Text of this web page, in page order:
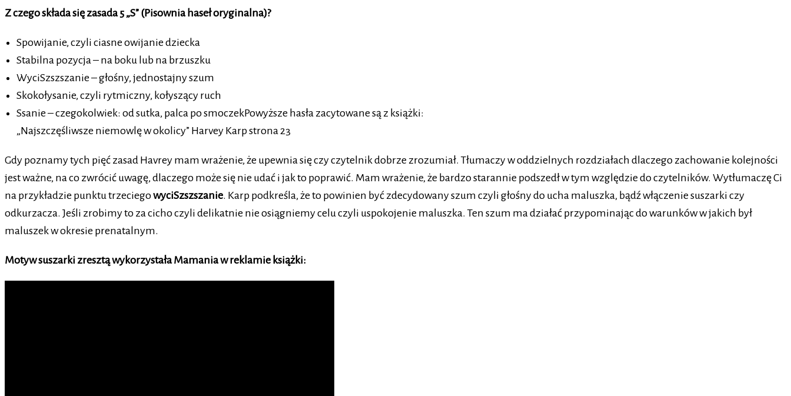
Z czego składa się zasada 5 „S” (Pisownia haseł oryginalna)?
Spowijanie, czyli ciasne owijanie dziecka
Stabilna pozycja – na boku lub na brzuszku
WyciSzszszanie – głośny, jednostajny szum
Skokołysanie, czyli rytmiczny, kołyszący ruch
Ssanie – czegokolwiek: od sutka, palca po smoczekPowyższe hasła zacytowane są z książki:
„Najszczęśliwsze niemowlę w okolicy” Harvey Karp strona 23
Gdy poznamy tych pięć zasad Havrey mam wrażenie, że upewnia się czy czytelnik dobrze zrozumiał. Tłumaczy w oddzielnych rozdziałach dlaczego zachowanie kolejności
jest ważne, na co zwrócić uwagę, dlaczego może się nie udać i jak to poprawić. Mam wrażenie, że bardzo starannie podszedł w tym względzie do czytelników. Wytłumaczę Ci
na przykładzie punktu trzeciegowyciSzszszanie. Karp podkreśla, że to powinien być zdecydowany szum czyli głośny do ucha maluszka, bądź włączenie suszarki czy
odkurzacza. Jeśli zrobimy to za cicho czyli delikatnie nie osiągniemy celu czyli uspokojenie maluszka. Ten szum ma działać przypominając do warunków w jakich był
maluszek w okresie prenatalnym.
Motyw suszarki zresztą wykorzystała Mamania w reklamie książki: